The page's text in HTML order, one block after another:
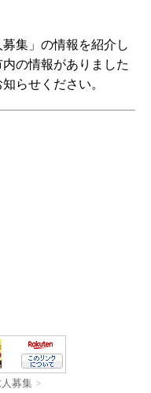
集」の情報を紹介し
の情報がありました
らせください。
募集 >